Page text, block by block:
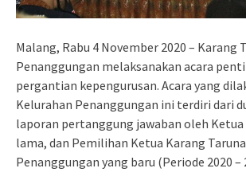
Malang, Rabu 4 November 2020 – Karang
Penanggungan melaksanakan acara
pergantian kepengurusan. Acara yang
Kelurahan Penanggungan ini terdiri dari
laporan pertanggung jawaban oleh Ketua
lama, dan Pemilihan Ketua Karang
Penanggungan yang baru (Periode 2020 –